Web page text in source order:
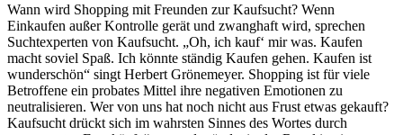
Wann wird Shopping mit Freunden zur Kaufsucht? Wenn
Einkaufen außer Kontrolle gerät und zwanghaft wird, sprechen
Suchtexperten von Kaufsucht. „Oh, ich kauf‘ mir was. Kaufen
macht soviel Spaß. Ich könnte ständig Kaufen gehen. Kaufen ist
wunderschön“ singt Herbert Grönemeyer. Shopping ist für viele
Betroffene ein probates Mittel ihre negativen Emotionen zu
neutralisieren. Wer von uns hat noch nicht aus Frust etwas gekauft?
Kaufsucht drückt sich im wahrsten Sinnes des Wortes durch